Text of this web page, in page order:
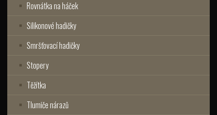
Rovnátka na háček
Silikonové hadičky
Smršťovací hadičky
Stopery
Těžítka
Tlumiče nárazů